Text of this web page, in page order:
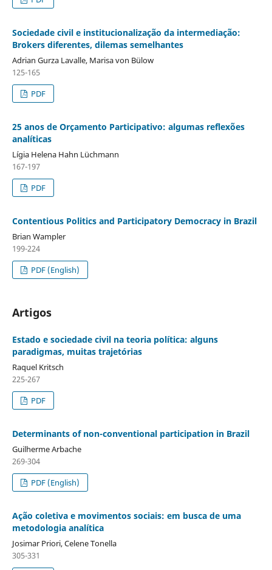
Sociedade civil e institucionalização da intermediação:
Brokers diferentes, dilemas semelhantes
Adrian Gurza Lavalle, Marisa von Bülow
125-165
PDF
25 anos de Orçamento Participativo: algumas reflexões
analíticas
Lígia Helena Hahn Lüchmann
167-197
PDF
Contentious Politics and Participatory Democracy in Brazil
Brian Wampler
199-224
PDF (English)
Artigos
Estado e sociedade civil na teoria política: alguns
paradigmas, muitas trajetórias
Raquel Kritsch
225-267
PDF
Determinants of non-conventional participation in Brazil
Guilherme Arbache
269-304
PDF (English)
Ação coletiva e movimentos sociais: em busca de uma
metodologia analítica
Josimar Priori, Celene Tonella
305-331